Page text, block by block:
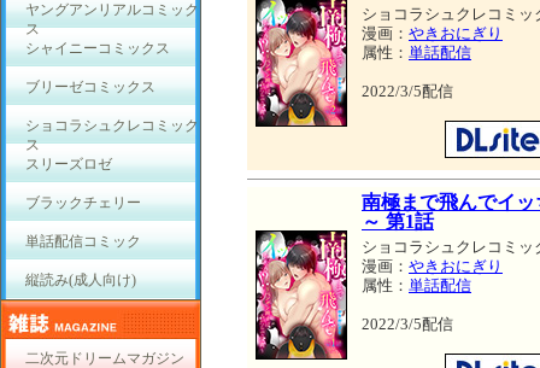
ヤングアンリアルコミック
ス
シャイニーコミックス
ブリーゼコミックス
ショコラシュクレコミック
ス
スリーズロゼ
ブラックチェリー
単話配信コミック
縦読み(成人向け)
二次元ドリームマガジン
ショコラシュクレコミッ
漫画： やきおにぎり
属性： 単話配信
2022/3/5配信
南極まで飛んでイ
～ 第1話
ショコラシュクレコミッ
漫画： やきおにぎり
属性： 単話配信
2022/3/5配信